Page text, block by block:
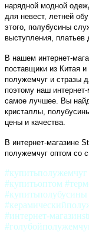
нарядной модной
для невест, летней
этого, полубусины
выступления, платьев
В нашем интернет-
поставщики из Китая
полужемчуг и стразы
поэтому наш
самое лучшее. Вы
кристаллы,
цены и качества.
В интернет-магазине
полужемчуг оптом со
#купитьоптом
#интернет-